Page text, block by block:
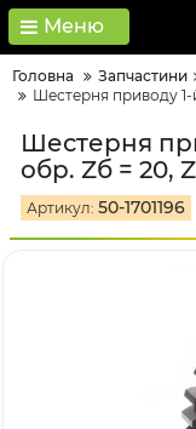
Меню
Головна Запчастини
Шестерня приводу 1-
Шестерня
обр. Zб = 20,
Артикул: 50-1701196